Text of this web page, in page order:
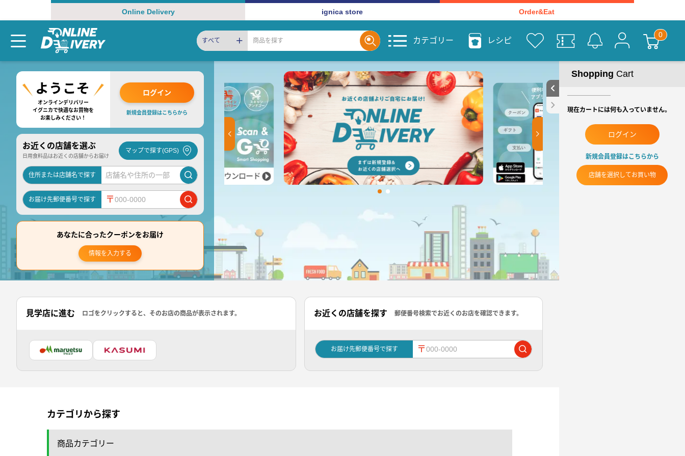
Online Delivery ignica store Order&Eat
すべて カテゴリー レシピ
オンラインデリバリー
イグニカで快適なお買物を
お楽しみください！
ログイン
新規会員登録はこちらから
お近くの店舗を選ぶ
日用食料品はお近くの店舗からお届け
マップで探す(GPS)
住所または店舗名で探す
お届け先郵便番号で探す 〒
あなたに合ったクーポンをお届け
情報を入力する
見学店に進む ロゴをクリックすると、そのお店の商品が表示されます。 お近くの店舗を探す 郵便番号検索でお近くのお店を確認できます。
お届け先郵便番号で探す 〒
カテゴリから探す
商品カテゴリー
Shopping Cart
現在カートには何も入っていません。
ログイン
新規会員登録はこちらから
店舗を選択してお買い物